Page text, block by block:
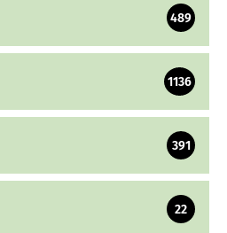
489
1136
391
22